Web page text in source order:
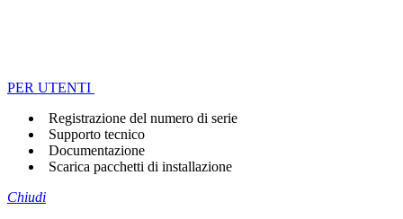
PER UTENTI
Registrazione del numero di serie
Supporto tecnico
Documentazione
Scarica pacchetti di installazione
Chiudi